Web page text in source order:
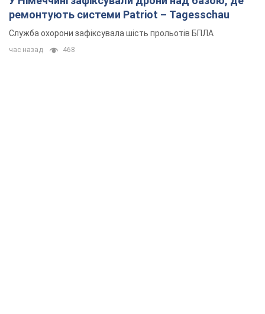
ремонтують системи Patriot – Tagesschau
Служба охорони зафіксувала шість прольотів БПЛА
час назад 468